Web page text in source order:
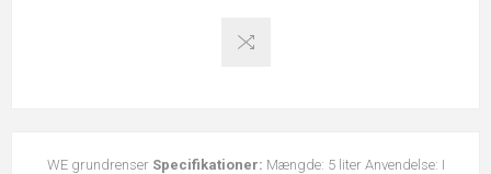
WE grundrenser Specifikationer: Mængde: 5 liter Anvendelse: I